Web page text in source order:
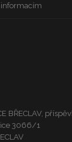
BŘECLAV,
3066/1